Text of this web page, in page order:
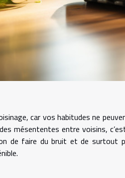
car vos habitudes ne
mésententes entre voisins,
de faire du bruit et de surtout